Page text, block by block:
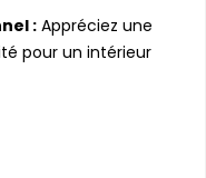
: Appréciez une
pour un intérieur